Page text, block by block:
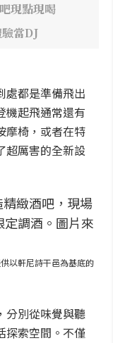
現點現喝
當DJ
處都是準備飛出
機起飛通常還有
摩椅，或者在特
超厲害的全新設
以軒尼詩干邑為基底的
分別從味覺與聽
探索空間。不僅